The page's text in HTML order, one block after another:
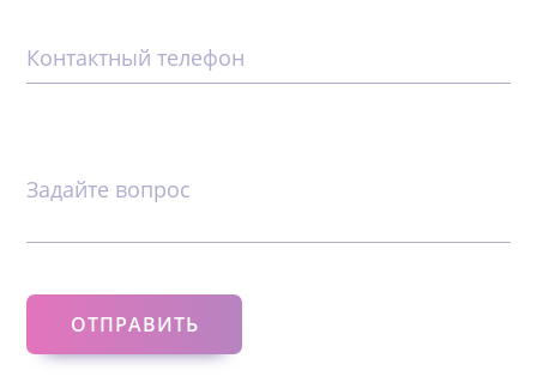
Контактный телефон
Задайте вопрос